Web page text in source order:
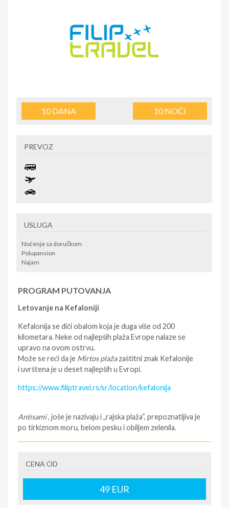
10DANA 10NOĆI
PREVOZ
USLUGA
Noćenje sa doručkom
Polupansion
Najam
PROGRAM PUTOVANJA
Letovanje na Kefaloniji
Kefalonija se diči obalom koja je duga više od 200
kilometara. Neke od najlepših plaža Evrope nalaze se
upravo na ovom ostrvu.
Može se reći da je Mirtos plažazaštitni znak Kefalonije
i uvrštena je u deset najlepših u Evropi.
https://www.filiptravel.rs/sr/location/kefalonija
Antisami, joše je nazivaju i „rajska plaža“, prepoznatljiva je
po tirkiznom moru, belom pesku i obiljem zelenila.
narandžaste boje i široki pojas plitke vode. Pesak je
Pogledajte našu celokupnu ponudu zaletovanje u
CENA OD
49 EUR